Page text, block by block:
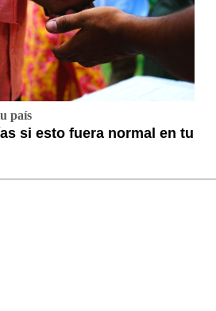
país
si esto fuera normal en tu